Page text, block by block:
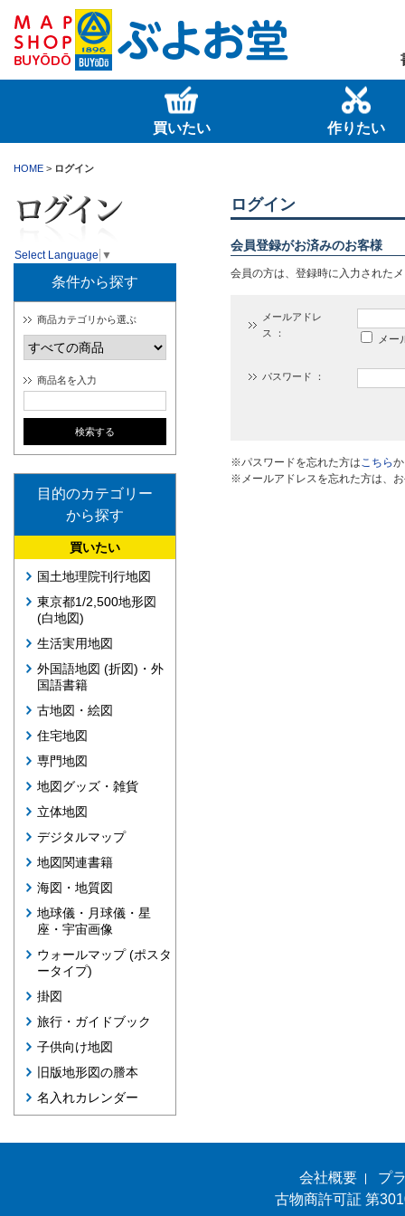
買いたい 作りたい
HOME > ログイン
Select Language ▼
条件から探す
商品カテゴリから選ぶ
商品名を入力
目的のカテゴリー
から探す
買いたい
国土地理院刊行地図
東京都1/2,500地形図
(白地図)
生活実用地図
外国語地図 (折図)・外
国語書籍
古地図・絵図
住宅地図
専門地図
地図グッズ・雑貨
立体地図
デジタルマップ
地図関連書籍
海図・地質図
地球儀・月球儀・星
座・宇宙画像
ウォールマップ (ポスタ
ータイプ)
掛図
旅行・ガイドブック
子供向け地図
旧版地形図の謄本
名入れカレンダー
ログイン
会員登録がお済みのお客様
会員の方は、登録時に入力された
メールアドレ
ス ：
メー
パスワード ：
※パスワードを忘れた方はこちら
※メールアドレスを忘れた方は、
会社概要
プ
古物商許可証 第